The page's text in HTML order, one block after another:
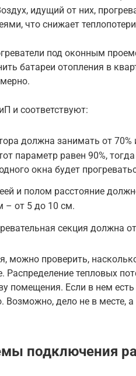
идущий от них,
что снижает
под оконным
батареи отопления в
и соответствуют:
должна занимать от
параметр равен 90%,
окна будет
и полом расстояние
– от 5 до 10 см.
секция должна
можно проверить,
Распределение тепловых
помещения. Если в нем
Возможно, дело не в месте,
подключения